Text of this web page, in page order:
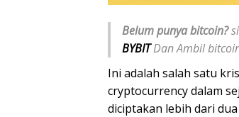
Belum punya bitcoin?
BYBITDan Ambil
Ini adalah salah satu
cryptocurrency dalam
diciptakan lebih dari